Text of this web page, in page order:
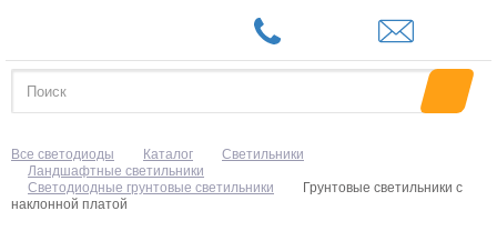
Все светодиоды Каталог
Светильники
Ландшафтные светильники
Светодиодные грунтовые светильники
Грунтовые светильники с
наклонной платой